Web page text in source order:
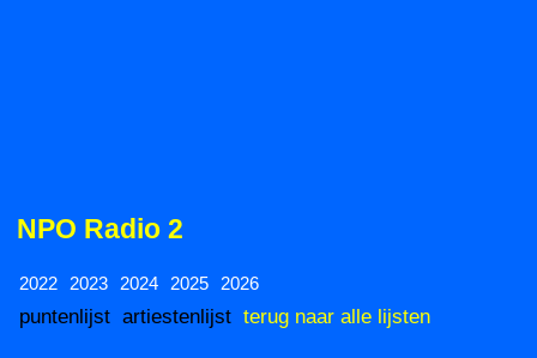
NPO Radio 2
2022 2023 2024 2025 2026
puntenlijst artiestenlijst terug naar alle lijsten